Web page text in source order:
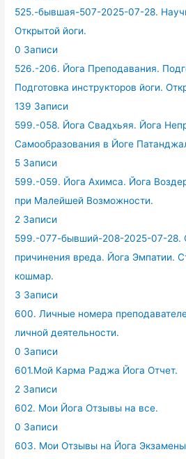
525.-бывшая-507-2025-07-28.
Открытой йоги.
0 Записи
526.-206. Йога Преподавания.
Подготовка инструкторов йоги.
139 Записи
599.-058. Йога Свадхьяя. Йога
Самообразования в Йоге
5 Записи
599.-059. Йога Ахимса. Йога
при Малейшей Возможности.
2 Записи
599.-077-бывший-208-2025-07-28.
причинения вреда. Йога Эмпатии.
кошмар.
3 Записи
600. Личные номера
личной деятельности.
0 Записи
601.Мой Карма Раджа Йога Отчет.
2 Записи
602. Мои Йога Отзывы на все.
0 Записи
603. Мои Отзывы на Йога